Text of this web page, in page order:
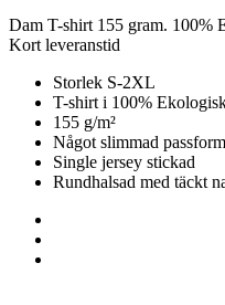
Dam T-shirt 155 gram. 100%
Kort leveranstid
Storlek S-2XL
T-shirt i 100%
155 g/m²
Något slimmad passform
Single jersey stickad
Rundhalsad med täckt